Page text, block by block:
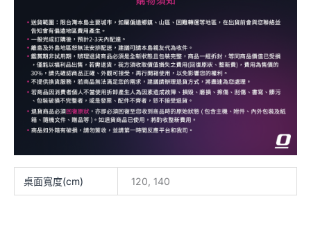
桌面寬度(cm) 120, 140